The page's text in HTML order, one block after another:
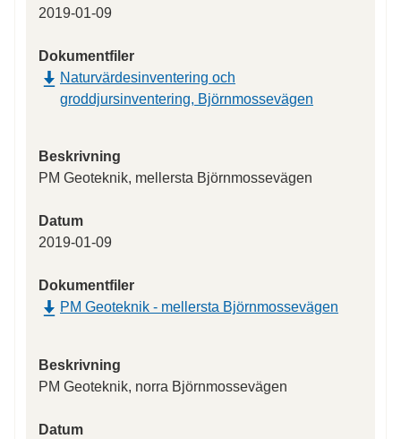
2019-01-09
Dokumentfiler
Naturvärdesinventering och
groddjursinventering, Björnmossevägen
Beskrivning
PM Geoteknik, mellersta Björnmossevägen
Datum
2019-01-09
Dokumentfiler
PM Geoteknik - mellersta Björnmossevägen
Beskrivning
PM Geoteknik, norra Björnmossevägen
Datum